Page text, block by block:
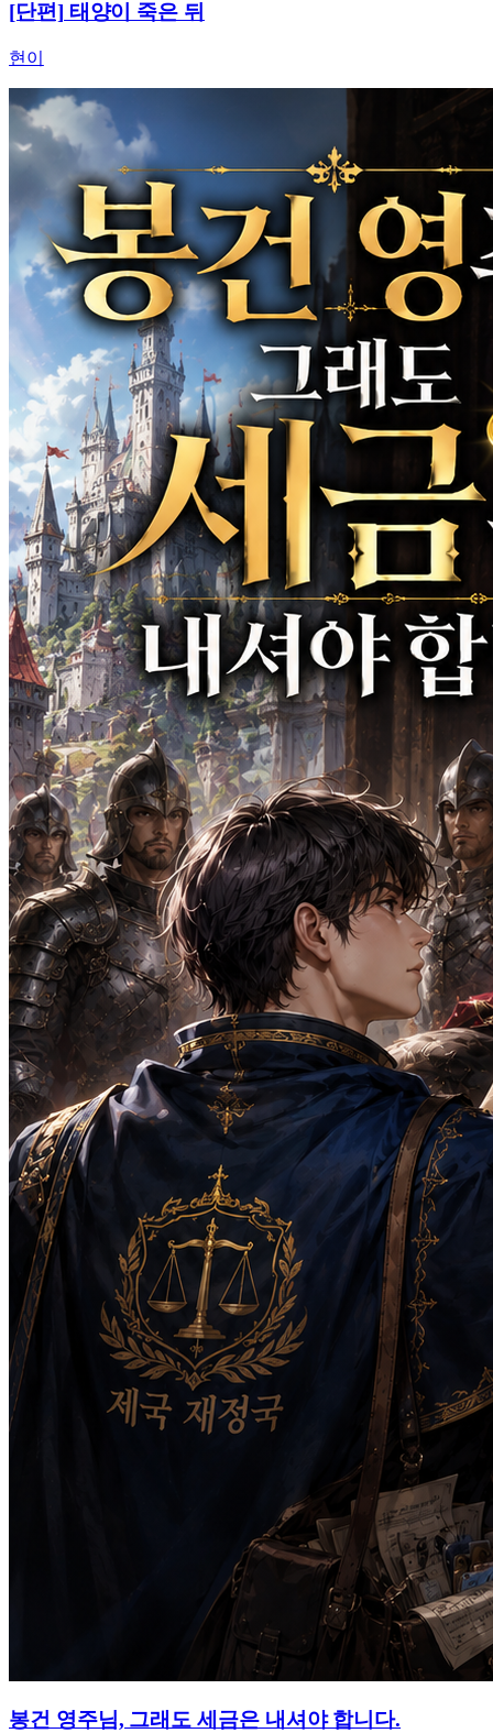
[단편] 태양이 죽은 뒤
현이
봉건 영주님, 그래도 세금은 내셔야 합니다.